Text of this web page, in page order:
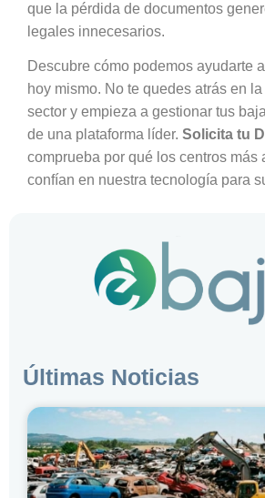
que la pérdida de documentos
legales innecesarios.
Descubre cómo podemos ayudarte
hoy mismo. No te quedes atrás en
sector y empieza a gestionar tus
de una plataforma líder. Solicita tu
comprueba por qué los centros más
confían en nuestra tecnología para
Últimas Noticias